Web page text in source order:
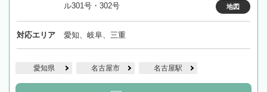
ル301号・302号
地図
対応エリア 愛知、岐阜、三重
愛知県 名古屋市 名古屋駅